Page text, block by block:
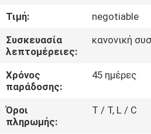
ΕΠΙΣΚΈΨΕΙΣ
ΣΤΟ
ΕΡΓΟΣΤΆΣΙΟ
ΈΛΕΓΧΟΣ
ΠΟΙΌΤΗΤΑΣ
Τιμή:
negotiable
Συσκευασία
λεπτομέρειες:
κανονική
Χρόνος
παράδοσης:
45 ημέρες
Όροι
πληρωμής:
T / T, L / C